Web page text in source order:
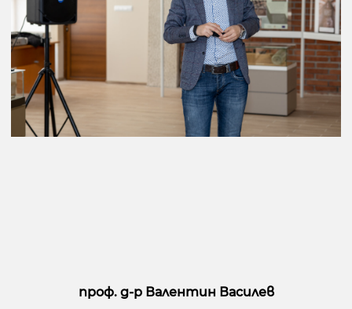
проф. д-р Валентин Василев